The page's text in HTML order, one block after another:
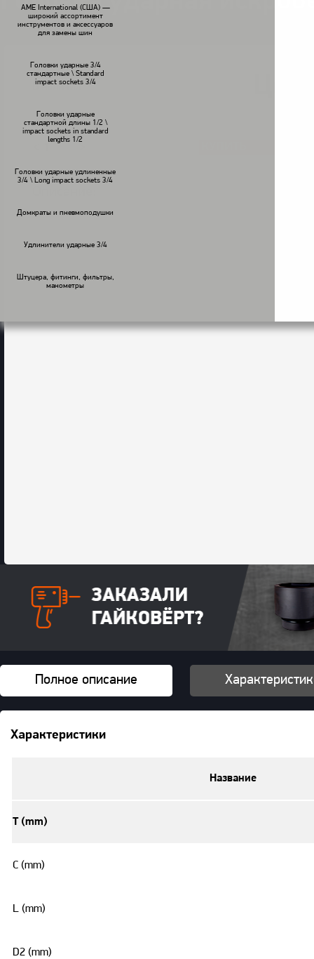
AME International (США) —
широкий ассортимент
инструментов и аксессуаров
для замены шин
Головки ударные 3/4
стандартные \ Standard
impact sockets 3/4
Головки ударные
стандартной длины 1/2 \
impact sockets in standard
lengths 1/2
Головки ударные удлиненные
3/4 \ Long impact sockets 3/4
Домкраты и пневмоподушки
Удлинители ударные 3/4
Штуцера, фитинги, фильтры,
манометры
В наличии
Полное описание
Характеристики
Название
T (mm)
C (mm)
L (mm)
D2 (mm)